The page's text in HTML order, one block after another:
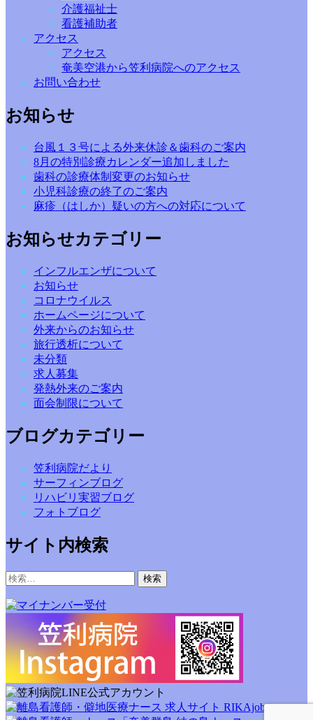
介護福祉士
看護補助者
アクセス
アクセス
奄美空港から笠利病院へのアクセス
お問い合わせ
お知らせ
台風１３号による外来休診＆歯科のご案内
8月の特別診療カレンダー追加しました
歯科の診療体制変更のお知らせ
小児科診療の終了のご案内
麻疹（はしか）疑いの方への対応について
お知らせカテゴリー
インフルエンザについて
お知らせ
コロナウイルス
ホームページについて
外来からのお知らせ
旅行透析について
未分類
求人募集
発熱外来のご案内
面会制限について
ブログカテゴリー
笠利病院だより
サーフィンブログ
リハビリ実習ブログ
フォトブログ
サイト内検索
検